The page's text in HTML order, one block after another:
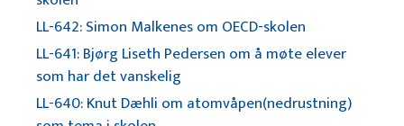
LL-642: Simon Malkenes om OECD-skolen
LL-641: Bjørg Liseth Pedersen om å møte elever
som har det vanskelig
LL-640: Knut Dæhli om atomvåpen(nedrustning)